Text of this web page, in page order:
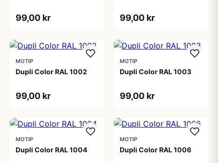
99,00 kr 99,00 kr
MOTIP
Dupli Color RAL 1002
99,00 kr
MOTIP
Dupli Color RAL 1003
99,00 kr
MOTIP
Dupli Color RAL 1004
MOTIP
Dupli Color RAL 1006